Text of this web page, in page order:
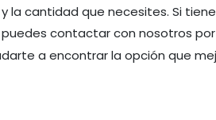
la cantidad que necesites. Si
contactar con nosotros
a encontrar la opción que